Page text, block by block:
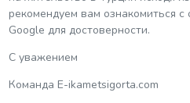
рекомендуем вам ознакомиться
Google для достоверности.
С уважением
Команда E-ikametsigorta.com